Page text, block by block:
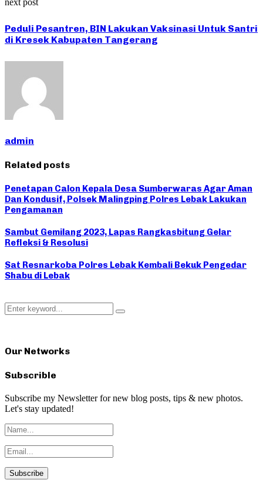
Peduli Pesantren, BIN Lakukan Vaksinasi Untuk Santri
di Kresek Kabupaten Tangerang
admin
Related posts
Penetapan Calon Kepala Desa Sumberwaras Agar Aman
Dan Kondusif, Polsek Malingping Polres Lebak Lakukan
Pengamanan
Sambut Gemilang 2023, Lapas Rangkasbitung Gelar
Refleksi & Resolusi
Sat Resnarkoba Polres Lebak Kembali Bekuk Pengedar
Shabu di Lebak
Search
for:
Search
Our Networks
Subscrible
Subscribe my Newsletter for new blog posts, tips & new photos.
Let's stay updated!